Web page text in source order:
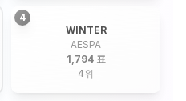
4
WINTER
AESPA
1,794 표
4위